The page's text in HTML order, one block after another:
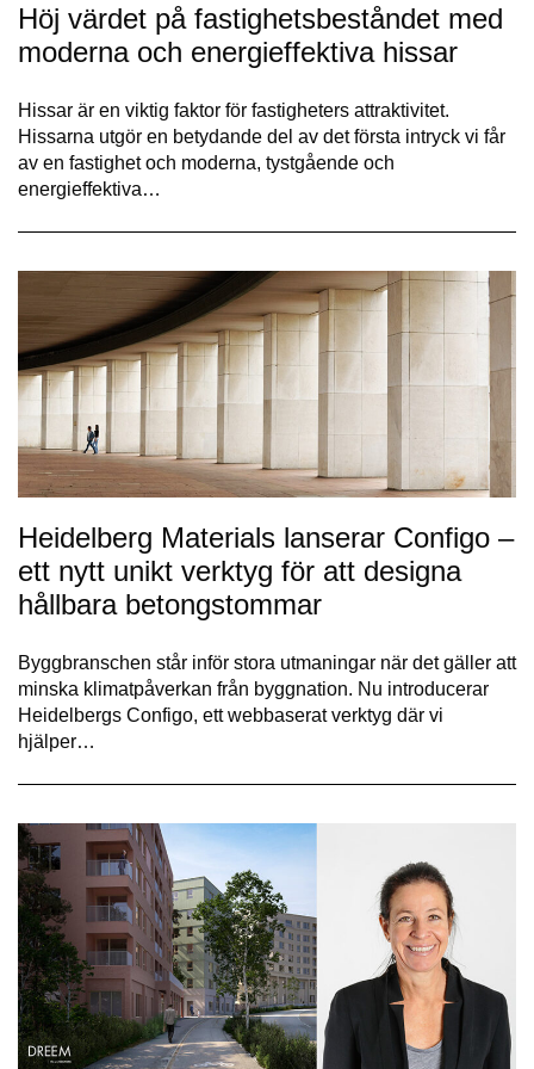
Höj värdet på fastighetsbeståndet med
moderna och energieffektiva hissar
Hissar är en viktig faktor för fastigheters attraktivitet.
Hissarna utgör en betydande del av det första intryck vi får
av en fastighet och moderna, tystgående och
energieffektiva…
Heidelberg Materials lanserar Configo –
ett nytt unikt verktyg för att designa
hållbara betongstommar
Byggbranschen står inför stora utmaningar när det gäller att
minska klimatpåverkan från byggnation. Nu introducerar
Heidelbergs Configo, ett webbaserat verktyg där vi
hjälper…